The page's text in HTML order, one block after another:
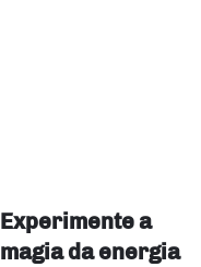
Experimente a
magia da energia